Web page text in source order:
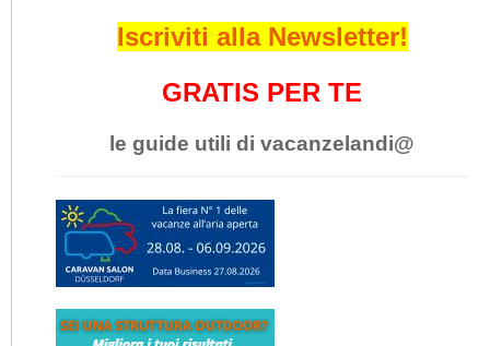
Iscriviti alla Newsletter!
GRATIS PER TE
le guide utili di vacanzelandi@